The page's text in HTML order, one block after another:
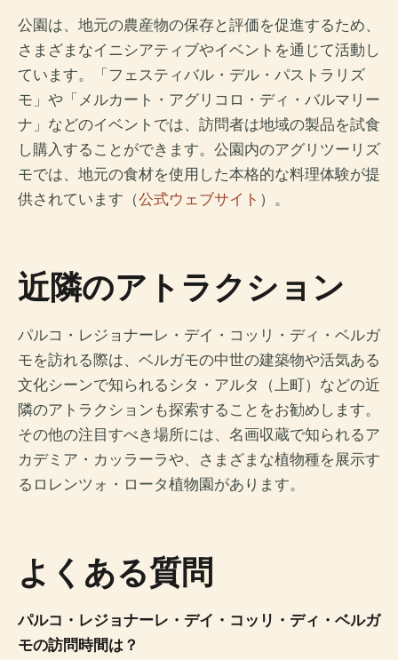
公園は、地元の農産物の保存と評価を促進するため、
さまざまなイニシアティブやイベントを通じて活動し
ています。「フェスティバル・デル・パストラリズ
モ」や「メルカート・アグリコロ・ディ・バルマリー
ナ」などのイベントでは、訪問者は地域の製品を試食
し購入することができます。公園内のアグリツーリズ
モでは、地元の食材を使用した本格的な料理体験が提
供されています（公式ウェブサイト ）。
近隣のアトラクション
パルコ・レジョナーレ・デイ・コッリ・ディ・ベルガ
モを訪れる際は、ベルガモの中世の建築物や活気ある
文化シーンで知られるシタ・アルタ（上町）などの近
隣のアトラクションも探索することをお勧めします。
その他の注目すべき場所には、名画収蔵で知られるア
カデミア・カッラーラや、さまざまな植物種を展示す
るロレンツォ・ロータ植物園があります。
よくある質問
パルコ・レジョナーレ・デイ・コッリ・ディ・ベルガ
モの訪問時間は？